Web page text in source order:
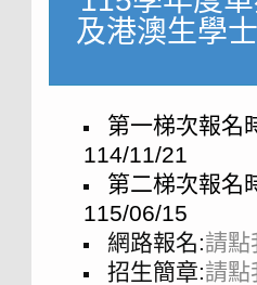
及港澳生學
第一梯次報名
114/11/21
第二梯次報名
115/06/15
網路報名:請點
招生簡章:請點